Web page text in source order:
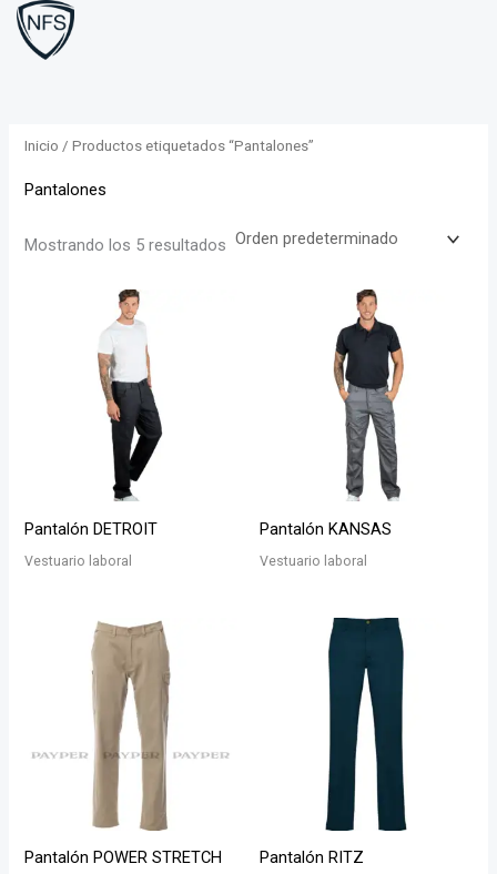
Inicio / Productos etiquetados “Pantalones”
Pantalones
Mostrando los 5 resultados
Pantalón DETROIT
Vestuario laboral
Pantalón KANSAS
Vestuario laboral
Pantalón POWER STRETCH Pantalón RITZ